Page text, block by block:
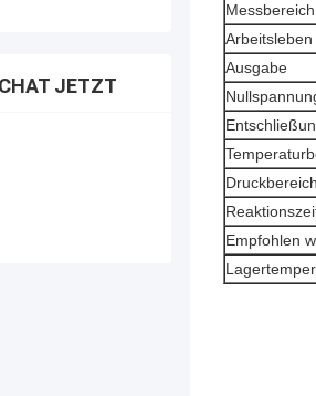
JETZT
Messbereich
Arbeitsleben
Ausgabe
Druckbereich
Empfohlen